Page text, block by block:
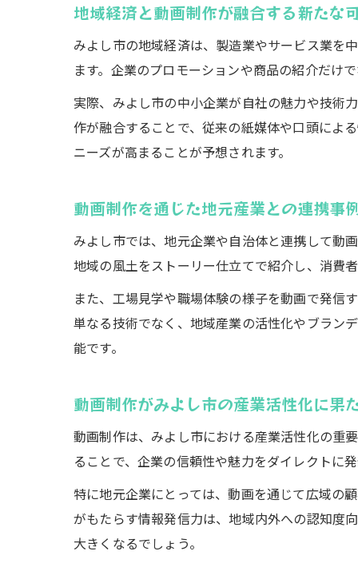
地域経済と動画制作が融合する新たな
みよし市の地域経済は、製造業やサービス業を
ます。企業のプロモーションや商品の紹介だけ
実際、みよし市の中小企業が自社の魅力や技術
作が融合することで、従来の紙媒体や口頭によ
ニーズが高まることが予想されます。
動画制作を通じた地元産業との連携事
みよし市では、地元企業や自治体と連携して動
地域の風土をストーリー仕立てで紹介し、消費
また、工場見学や職場体験の様子を動画で発信
単なる技術でなく、地域産業の活性化やブラン
能です。
動画制作がみよし市の産業活性化に果
動画制作は、みよし市における産業活性化の重
ることで、企業の信頼性や魅力をダイレクトに発
特に地元企業にとっては、動画を通じて広域の
がもたらす情報発信力は、地域内外への認知度
大きくなるでしょう。